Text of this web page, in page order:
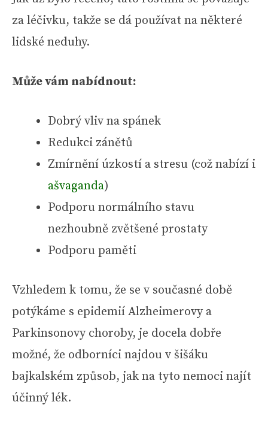
za léčivku, takže se dá používat na některé
lidské neduhy.
Může vám nabídnout:
Dobrý vliv na spánek
Redukci zánětů
Zmírnění úzkostí a stresu (což nabízí i
ašvaganda)
Podporu normálního stavu
nezhoubně zvětšené prostaty
Podporu paměti
Vzhledem k tomu, že se v současné době
potýkáme s epidemií Alzheimerovy a
Parkinsonovy choroby, je docela dobře
možné, že odborníci najdou v šišáku
bajkalském způsob, jak na tyto nemoci najít
účinný lék.